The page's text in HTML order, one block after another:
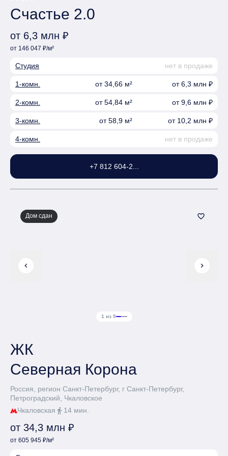
Счастье 2.0
от 6,3 млн ₽
от 146 047 ₽/м²
Студия нет в продаже
1-комн. от 34,66 м² от 6,3 млн ₽
2-комн. от 54,84 м² от 9,6 млн ₽
3-комн. от 58,9 м² от 10,2 млн ₽
4-комн. нет в продаже
+7 812 604-2...
chevron_left chevron_right
1 из 9
Дом сдан favorite_border
ЖК
Северная Корона
Россия, регион Санкт-Петербург, г Санкт-Петербург,
Петроградский, Чкаловское
Чкаловская directions_walk 14 мин.
от 34,3 млн ₽
от 605 945 ₽/м²